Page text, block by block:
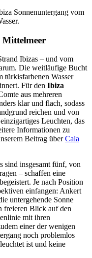
Ibizas – und vom
Die weitläufige Bucht
türkisfarbenen Wasser
Für den Ibiza
aus mehreren
klar und flach, sodass
reichen und von
Leuchten, das
Informationen zu
Beitrag überCala
sind insgesamt fünf, von
– schaffen eine
Je nach Position
einfangen: Ankert
untergehende Sonne
freieren Blick auf den
mit ihren
einer der wenigen
noch problemlos
ist und keine